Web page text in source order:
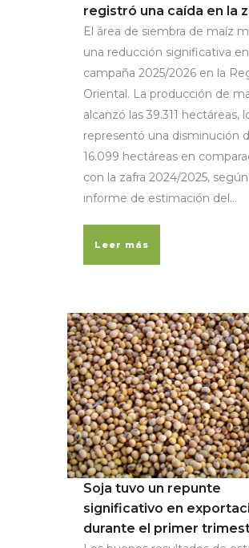
registró una caída en la
El área de siembra de maíz
una reducción significativa
campaña 2025/2026 en la
Oriental. La producción de
alcanzó las 39.311 hectáreas,
representó una disminución
16.099 hectáreas en
con la zafra 2024/2025,
informe de estimación del...
Leer más
Soja tuvo un repunte
significativo en
durante el primer